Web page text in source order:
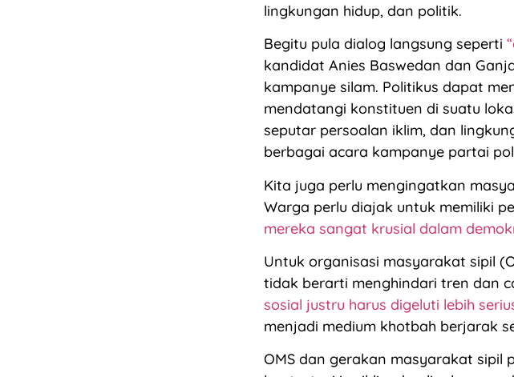
lingkungan hidup, dan politik.
Begitu pula dialog langsung seperti
kandidat Anies Baswedan dan
kampanye silam. Politikus dapat
mendatangi konstituen di suatu
seputar persoalan iklim, dan
berbagai acara kampanye partai
Kita juga perlu mengingatkan
Warga perlu diajak untuk memiliki
mereka sangat krusial dalam
Untuk organisasi masyarakat sipil
tidak berarti menghindari tren dan
sosial justru harus digeluti lebih
menjadi medium khotbah berjarak
OMS dan gerakan masyarakat sipil